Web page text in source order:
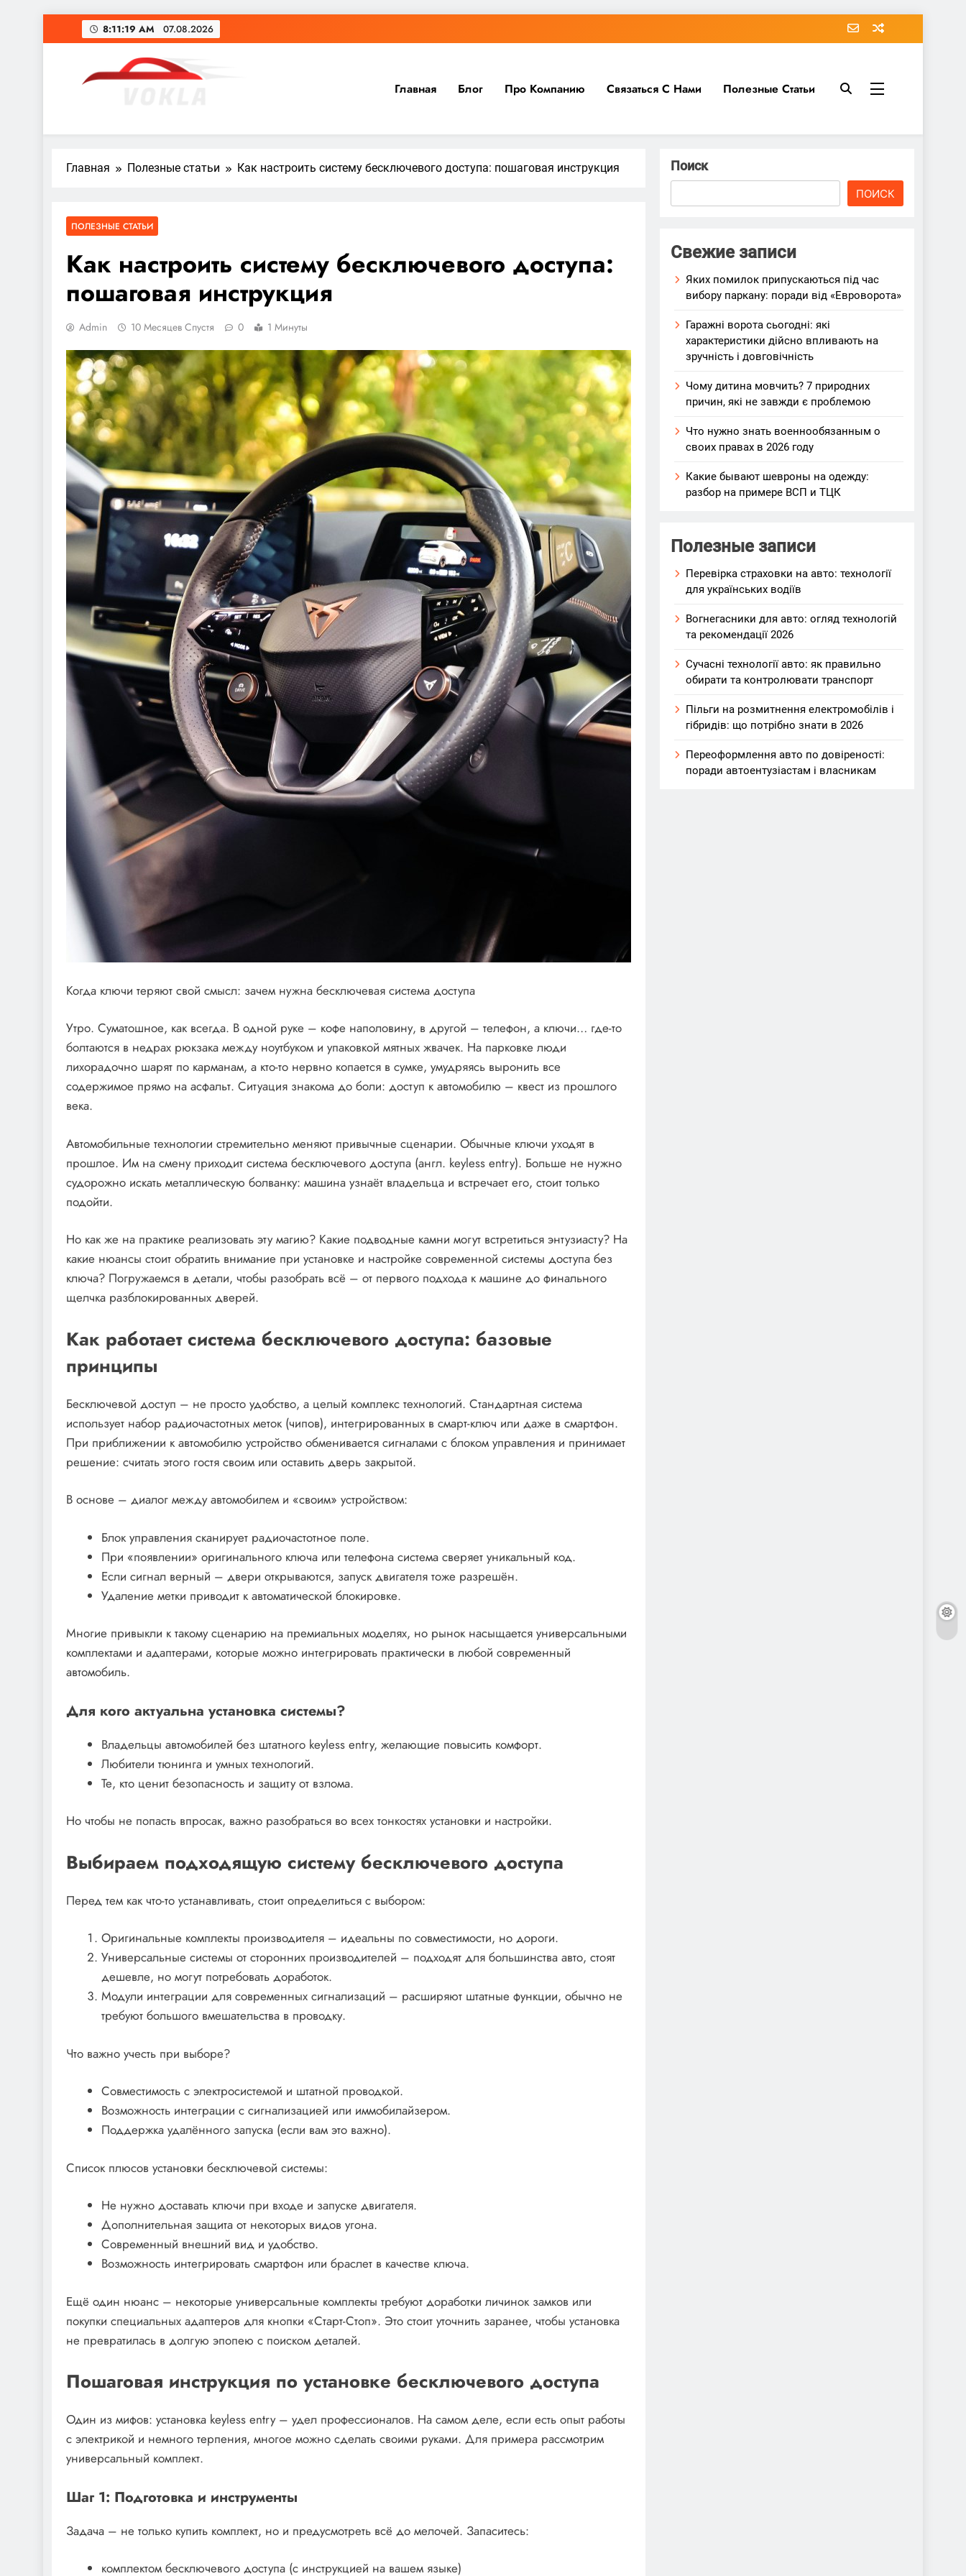
Перейти
8:11:21 AM 07.08.2026
vokla.vn.ua
Главная Блог Про Компанию Связаться С Нами Полезные Статьи
Главная Полезные статьи Как настроить систему бесключевого доступа: пошаговая инструкция
ПОЛЕЗНЫЕ СТАТЬИ
Как настроить систему бесключевого доступа:
пошаговая инструкция
Admin 10 Месяцев Спустя 0 1 Минуты
Когда ключи теряют свой смысл: зачем нужна бесключевая система доступа
Утро. Суматошное, как всегда. В одной руке – кофе наполовину, в другой – телефон, а ключи… где-то
болтаются в недрах рюкзака между ноутбуком и упаковкой мятных жвачек. На парковке люди
лихорадочно шарят по карманам, а кто-то нервно копается в сумке, умудряясь выронить все
содержимое прямо на асфальт. Ситуация знакома до боли: доступ к автомобилю – квест из прошлого
века.
Автомобильные технологии стремительно меняют привычные сценарии. Обычные ключи уходят в
прошлое. Им на смену приходит система бесключевого доступа (англ. keyless entry). Больше не нужно
судорожно искать металлическую болванку: машина узнаёт владельца и встречает его, стоит только
подойти.
Но как же на практике реализовать эту магию? Какие подводные камни могут встретиться энтузиасту? На
какие нюансы стоит обратить внимание при установке и настройке современной системы доступа без
ключа? Погружаемся в детали, чтобы разобрать всё – от первого подхода к машине до финального
щелчка разблокированных дверей.
Как работает система бесключевого доступа: базовые
принципы
Бесключевой доступ – не просто удобство, а целый комплекс технологий. Стандартная система
использует набор радиочастотных меток (чипов), интегрированных в смарт-ключ или даже в смартфон.
При приближении к автомобилю устройство обменивается сигналами с блоком управления и принимает
решение: считать этого гостя своим или оставить дверь закрытой.
В основе – диалог между автомобилем и «своим» устройством:
Блок управления сканирует радиочастотное поле.
При «появлении» оригинального ключа или телефона система сверяет уникальный код.
Если сигнал верный – двери открываются, запуск двигателя тоже разрешён.
Удаление метки приводит к автоматической блокировке.
Многие привыкли к такому сценарию на премиальных моделях, но рынок насыщается универсальными
комплектами и адаптерами, которые можно интегрировать практически в любой современный
автомобиль.
Для кого актуальна установка системы?
Владельцы автомобилей без штатного keyless entry, желающие повысить комфорт.
Любители тюнинга и умных технологий.
Те, кто ценит безопасность и защиту от взлома.
Но чтобы не попасть впросак, важно разобраться во всех тонкостях установки и настройки.
Выбираем подходящую систему бесключевого доступа
Перед тем как что-то устанавливать, стоит определиться с выбором:
Оригинальные комплекты производителя – идеальны по совместимости, но дороги.
Универсальные системы от сторонних производителей – подходят для большинства авто, стоят
дешевле, но могут потребовать доработок.
Модули интеграции для современных сигнализаций – расширяют штатные функции, обычно не
требуют большого вмешательства в проводку.
Что важно учесть при выборе?
Совместимость с электросистемой и штатной проводкой.
Возможность интеграции с сигнализацией или иммобилайзером.
Поддержка удалённого запуска (если вам это важно).
Список плюсов установки бесключевой системы:
Не нужно доставать ключи при входе и запуске двигателя.
Дополнительная защита от некоторых видов угона.
Современный внешний вид и удобство.
Возможность интегрировать смартфон или браслет в качестве ключа.
Ещё один нюанс – некоторые универсальные комплекты требуют доработки личинок замков или
покупки специальных адаптеров для кнопки «Старт-Стоп». Это стоит уточнить заранее, чтобы установка
не превратилась в долгую эпопею с поиском деталей.
Пошаговая инструкция по установке бесключевого доступа
Один из мифов: установка keyless entry – удел профессионалов. На самом деле, если есть опыт работы
с электрикой и немного терпения, многое можно сделать своими руками. Для примера рассмотрим
универсальный комплект.
Шаг 1: Подготовка и инструменты
Задача – не только купить комплект, но и предусмотреть всё до мелочей. Запаситесь:
комплектом бесключевого доступа (с инструкцией на вашем языке)
Поиск
ПОИСК
Свежие записи
Яких помилок припускаються під час
вибору паркану: поради від «Евроворота»
Гаражні ворота сьогодні: які
характеристики дійсно впливають на
зручність і довговічність
Чому дитина мовчить? 7 природних
причин, які не завжди є проблемою
Что нужно знать военнообязанным о
своих правах в 2026 году
Какие бывают шевроны на одежду:
разбор на примере ВСП и ТЦК
Полезные записи
Перевірка страховки на авто: технології
для українських водіїв
Вогнегасники для авто: огляд технологій
та рекомендації 2026
Сучасні технології авто: як правильно
обирати та контролювати транспорт
Пільги на розмитнення електромобілів і
гібридів: що потрібно знати в 2026
Переоформлення авто по довіреності:
поради автоентузіастам і власникам